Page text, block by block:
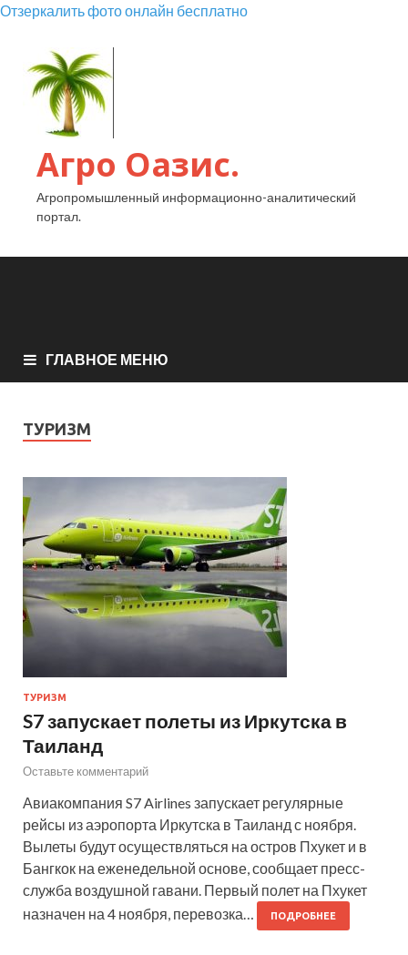
Отзеркалить фото онлайн бесплатно
Агро Оазис.
Агропромышленный информационно-аналитический
портал.
ГЛАВНОЕ МЕНЮ
ТУРИЗМ
ТУРИЗМ
S7 запускает полеты из Иркутска в
Таиланд
Оставьте комментарий
Авиакомпания S7 Airlines запускает регулярные
рейсы из аэропорта Иркутска в Таиланд с ноября.
Вылеты будут осуществляться на остров Пхукет и в
Бангкок на еженедельной основе, сообщает пресс-
служба воздушной гавани. Первый полет на Пхукет
назначен на 4 ноября, перевозка…
ПОДРОБНЕЕ